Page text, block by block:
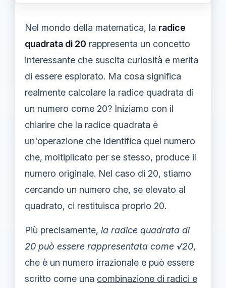
Nel mondo della matematica, la radice
quadrata di 20 rappresenta un concetto
interessante che suscita curiosità e merita
di essere esplorato. Ma cosa significa
realmente calcolare la radice quadrata di
un numero come 20? Iniziamo con il
chiarire che la radice quadrata è
un'operazione che identifica quel numero
che, moltiplicato per se stesso, produce il
numero originale. Nel caso di 20, stiamo
cercando un numero che, se elevato al
quadrato, ci restituisca proprio 20.
Più precisamente, la radice quadrata di
20 può essere rappresentata come √20,
che è un numero irrazionale e può essere
scritto come una combinazione di radici e